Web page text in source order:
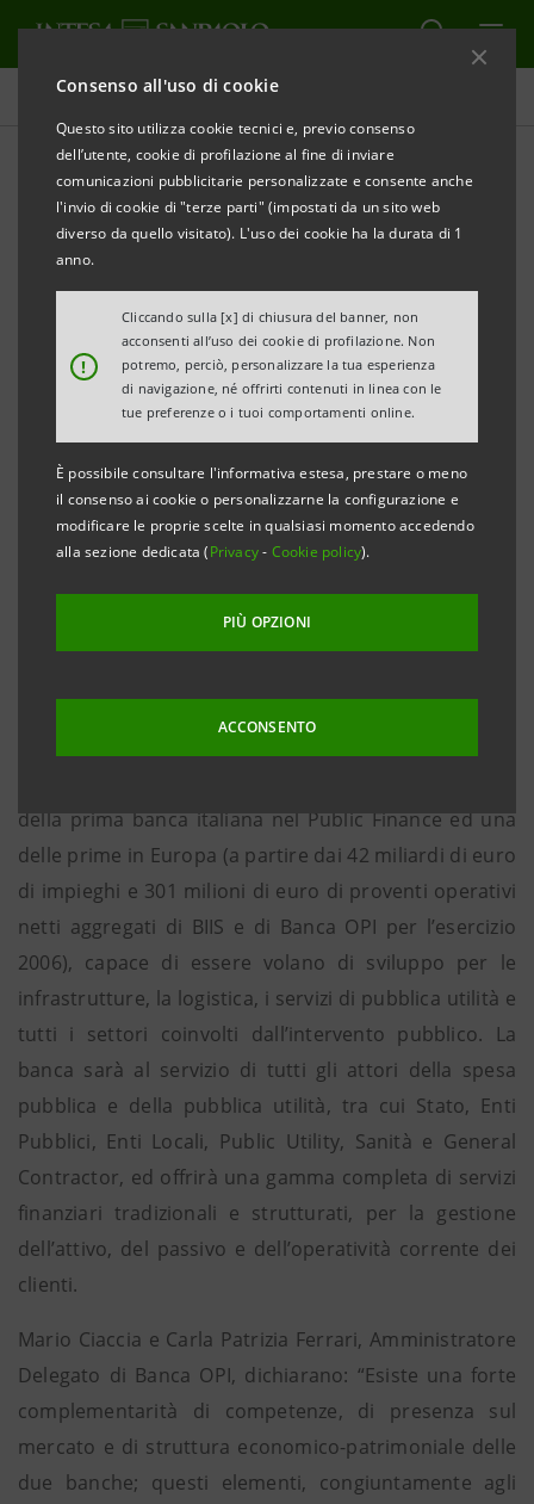
Consenso all'uso di cookie
Questo sito utilizza cookie tecnici e, previo consenso
dell’utente, cookie di profilazione al fine di inviare
comunicazioni pubblicitarie personalizzate e consente anche
l'invio di cookie di "terze parti" (impostati da un sito web
diverso da quello visitato). L'uso dei cookie ha la durata di 1
anno.
!
Cliccando sulla [x] di chiusura del banner, non
acconsenti all’uso dei cookie di profilazione. Non
potremo, perciò, personalizzare la tua esperienza
di navigazione, né offrirti contenuti in linea con le
tue preferenze o i tuoi comportamenti online.
È possibile consultare l'informativa estesa, prestare o meno
il consenso ai cookie o personalizzarne la configurazione e
modificare le proprie scelte in qualsiasi momento accedendo
alla sezione dedicata (Privacy- Cookie policy).
PIÙ OPZIONI
ACCONSENTO
Comunicati stampa
STAMPA AGGIORNA
INTESA SANPAOLO: INTEGRAZIONE DI BANCA
INTESA INFRASTRUTTURE E SVILUPPO E DI BANCA
Roma, 8 marzo 2007– Mario Ciaccia, Presidente di
Banca OPI ed Amministratore Delegato di Banca
Intesa Infrastrutture e Sviluppo, ha riferito ai Consigli
di Amministrazione delle due banche quale
responsabile del progetto di integrazione delle
banche stesse, finalizzato alla messa a regime delle
della prima banca italiana nel Public Finance ed una
delle prime in Europa (a partire dai 42 miliardi di euro
di impieghi e 301 milioni di euro di proventi operativi
netti aggregati di BIIS e di Banca OPI per l’esercizio
2006), capace di essere volano di sviluppo per le
infrastrutture, la logistica, i servizi di pubblica utilità e
tutti i settori coinvolti dall’intervento pubblico. La
banca sarà al servizio di tutti gli attori della spesa
pubblica e della pubblica utilità, tra cui Stato, Enti
Pubblici, Enti Locali, Public Utility, Sanità e General
Contractor, ed offrirà una gamma completa di servizi
finanziari tradizionali e strutturati, per la gestione
dell’attivo, del passivo e dell’operatività corrente dei
clienti.
Mario Ciaccia e Carla Patrizia Ferrari, Amministratore
Delegato di Banca OPI, dichiarano: “Esiste una forte
complementarità di competenze, di presenza sul
mercato e di struttura economico-patrimoniale delle
due banche; questi elementi, congiuntamente agli